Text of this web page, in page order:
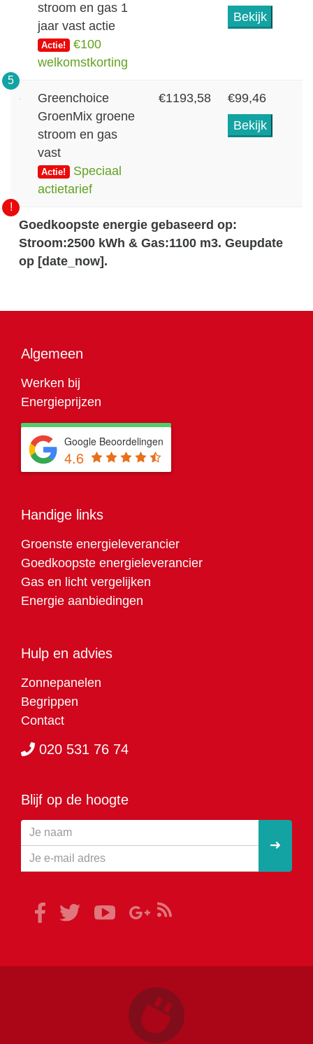
stroom en gas 1
jaar vast actie
Actie!
€100
welkomstkorting
Bekijk
5
Greenchoice
GroenMix groene
stroom en gas
vast
Actie!
Speciaal
actietarief
€1193,58
€99,46
Bekijk
!
Goedkoopste energie gebaseerd op:
Stroom:2500 kWh & Gas:1100 m3. Geupdate
op [date_now].
Algemeen
Werken bij
Energieprijzen
Google Beoordelingen
4.6
Handige links
Groenste energieleverancier
Goedkoopste energieleverancier
Gas en licht vergelijken
Energie aanbiedingen
Hulp en advies
Zonnepanelen
Begrippen
Contact
020 531 76 74
Blijf op de hoogte